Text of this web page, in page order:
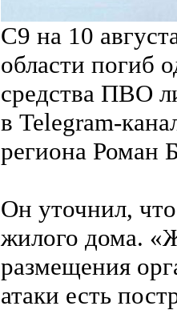
С9 на 10
области погиб
средства ПВО
в Telegram-
региона Роман
Он уточнил,
жилого дома.
размещения
атаки есть